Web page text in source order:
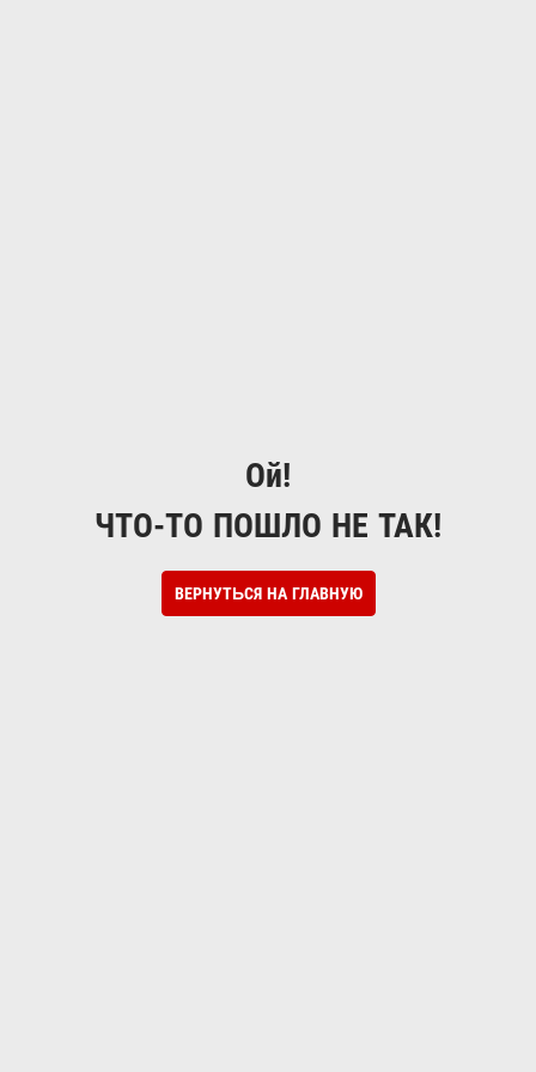
Ой!
ЧТО-ТО ПОШЛО НЕ ТАК!
ВЕРНУТЬСЯ НА ГЛАВНУЮ